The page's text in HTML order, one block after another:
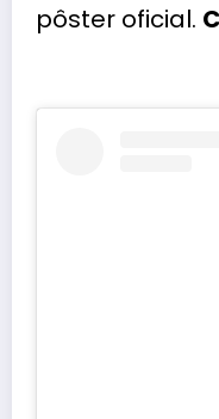
pôster oficial.